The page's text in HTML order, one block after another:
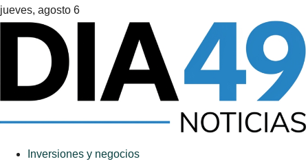
jueves, agosto 6
Inversiones y negocios